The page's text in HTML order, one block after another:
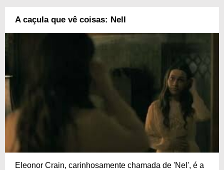
A caçula que vê coisas: Nell
Eleonor Crain, carinhosamente chamada de 'Nel', é a